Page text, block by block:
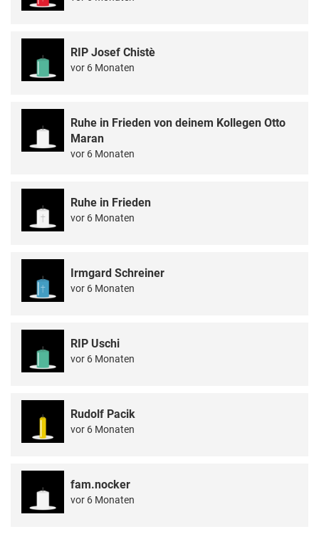
RIP Josef Chistè
vor 6 Monaten
Ruhe in Frieden von deinem Kollegen Otto
Maran
vor 6 Monaten
Ruhe in Frieden
vor 6 Monaten
Irmgard Schreiner
vor 6 Monaten
RIP Uschi
vor 6 Monaten
Rudolf Pacik
vor 6 Monaten
fam.nocker
vor 6 Monaten